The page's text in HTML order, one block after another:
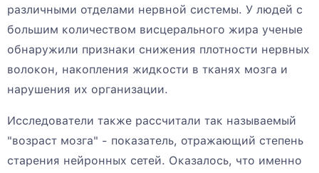
различными отделами нервной системы. У людей с
большим количеством висцерального жира ученые
обнаружили признаки снижения плотности нервных
волокон, накопления жидкости в тканях мозга и
нарушения их организации.
Исследователи также рассчитали так называемый
"возраст мозга" - показатель, отражающий степень
старения нейронных сетей. Оказалось, что именно